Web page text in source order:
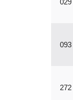
029
093
272